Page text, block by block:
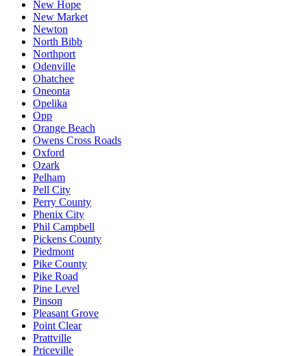
New Hope
New Market
Newton
North Bibb
Northport
Odenville
Ohatchee
Oneonta
Opelika
Opp
Orange Beach
Owens Cross Roads
Oxford
Ozark
Pelham
Pell City
Perry County
Phenix City
Phil Campbell
Pickens County
Piedmont
Pike County
Pike Road
Pine Level
Pinson
Pleasant Grove
Point Clear
Prattville
Priceville